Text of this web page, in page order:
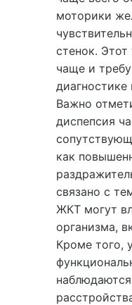
моторики
стенок. Этот
чаще и
Важно
диспепсия
как
связано с
ЖКТ могут
организма,
Кроме того,